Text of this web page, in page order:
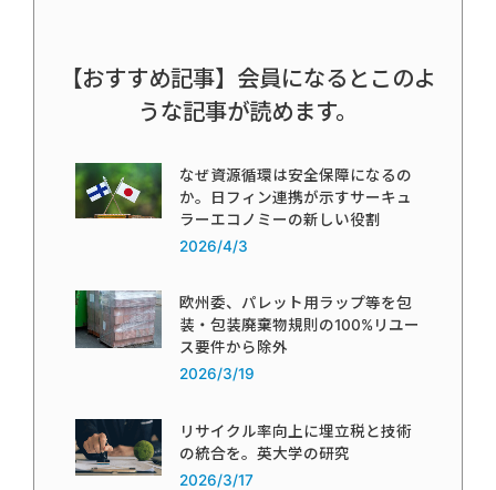
【おすすめ記事】会員になるとこのよ
うな記事が読めます。
なぜ資源循環は安全保障になるの
か。日フィン連携が示すサーキュ
ラーエコノミーの新しい役割
2026/4/3
欧州委、パレット用ラップ等を包
装・包装廃棄物規則の100%リユー
ス要件から除外
2026/3/19
リサイクル率向上に埋立税と技術
の統合を。英大学の研究
2026/3/17